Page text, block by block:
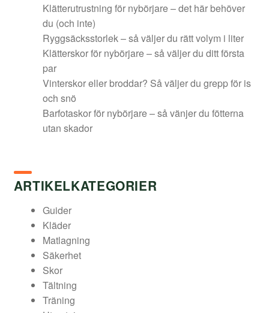
Klätterutrustning för nybörjare – det här behöver
du (och inte)
Ryggsäcksstorlek – så väljer du rätt volym i liter
Klätterskor för nybörjare – så väljer du ditt första
par
Vinterskor eller broddar? Så väljer du grepp för is
och snö
Barfotaskor för nybörjare – så vänjer du fötterna
utan skador
ARTIKELKATEGORIER
Guider
Kläder
Matlagning
Säkerhet
Skor
Tältning
Träning